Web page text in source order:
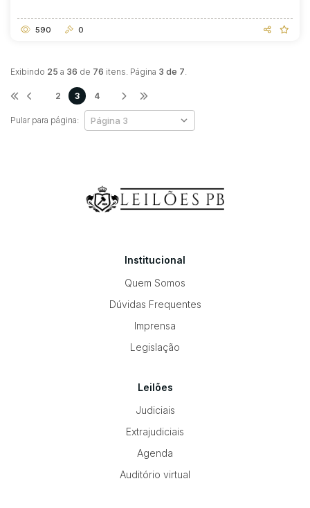
590 0
Exibindo 25 a 36 de 76 itens. Página 3 de 7.
Pular para página:
2 3 4
Institucional
Quem Somos
Dúvidas Frequentes
Imprensa
Legislação
Leilões
Judiciais
Extrajudiciais
Agenda
Auditório virtual